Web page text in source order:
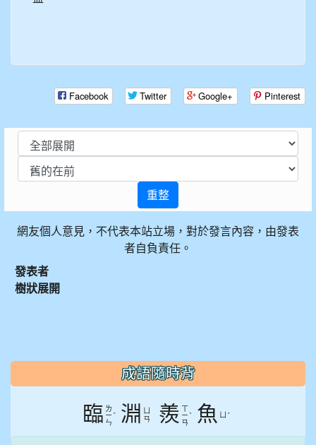
Facebook Twitter Google+ Pinterest
重整
網友個人意見，不代表本站立場，對於發言內容，由發表
者自負責任。
發表者
樹狀展開
::: 成語隨時背
臨 ㄌ
ㄧ
ㄣ
ˊ 淵
ㄢ
羨 ㄒ
ㄧ
ㄢ
ˋ 魚 ˊ